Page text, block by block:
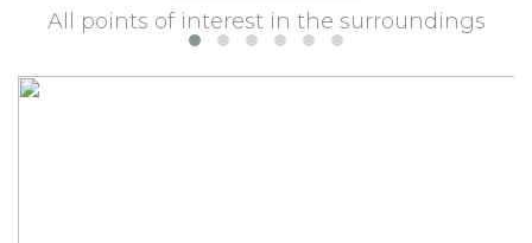
All points of interest in the surroundings